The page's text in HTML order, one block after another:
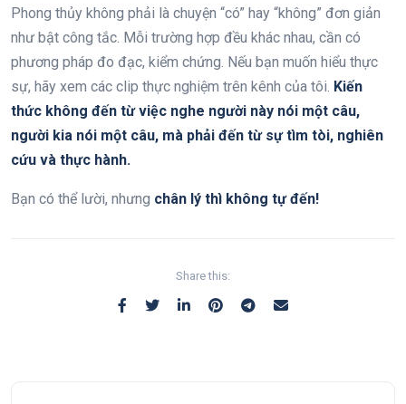
Phong thủy không phải là chuyện “có” hay “không” đơn giản
như bật công tắc. Mỗi trường hợp đều khác nhau, cần có
phương pháp đo đạc, kiểm chứng. Nếu bạn muốn hiểu thực
sự, hãy xem các clip thực nghiệm trên kênh của tôi. Kiến
thức không đến từ việc nghe người này nói một câu,
người kia nói một câu, mà phải đến từ sự tìm tòi, nghiên
cứu và thực hành.
Bạn có thể lười, nhưng chân lý thì không tự đến!
Share this: